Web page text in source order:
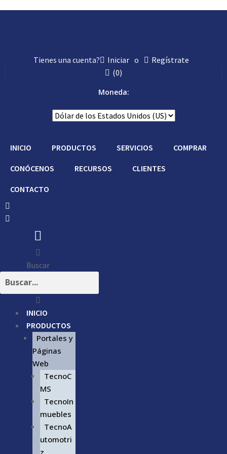
Tienes una cuenta? Iniciar o
Regístrate
(0)
Moneda:
INICIO PRODUCTOS SERVICIOS COMPRAR
CONÓCENOS RECURSOS CLIENTES
CONTACTO
Buscar
INICIO
PRODUCTOS
Portales y
Páginas
Web
TecnoC
MS
TecnoIn
muebles
TecnoA
utomotri